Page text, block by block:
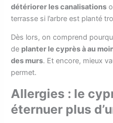
détériorer les canalisations
terrasse si l’arbre est planté
Dès lors, on comprend
de planter le cyprès à au
des murs. Et encore, mieux
permet.
Allergies : le
éternuer plus